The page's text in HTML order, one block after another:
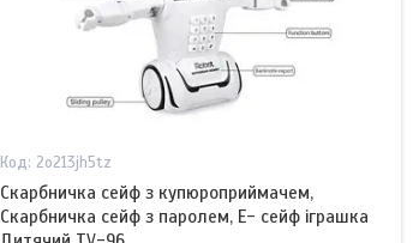
2o213jh5tz
Скарбничка сейф з купюроприймачем,
Скарбничка сейф з паролем, Е- сейф іграшка